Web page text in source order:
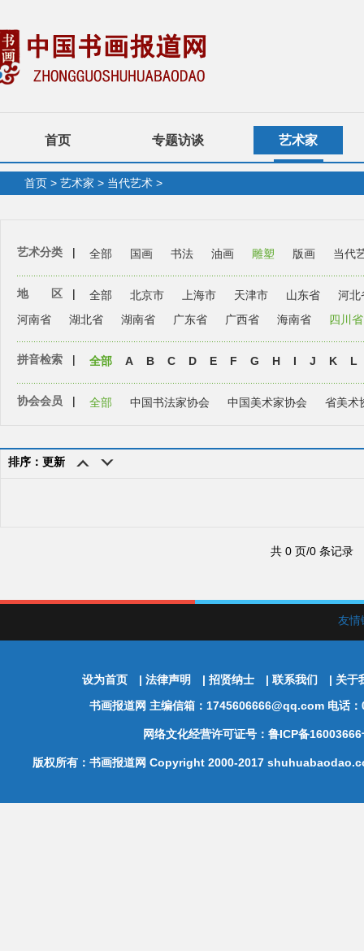
首页 专题访谈 艺术家
首页 > 艺术家 > 当代艺术 >
艺术分类 | 全部 国画 书法 油画 雕塑 版画 当代
地 区 | 全部 北京市 上海市 天津市 山东省
河北
河南省
湖北省 湖南省 广东省 广西省 海南省 四川省
拼音检索 | 全部 A B C D E F G H I J K L
协会会员 | 全部 中国书法家协会 中国美术家协会 省美术
排序：更新
共 0 页/0 条记录
友
设为首页 | 法律声明 | 招贤纳士 | 联系我们 | 关于
书画报道网 主编信箱：1745606666@qq.com 电话
网络文化经营许可证号：鲁ICP备
版权所有：书画报道网 Copyright 2000-2017